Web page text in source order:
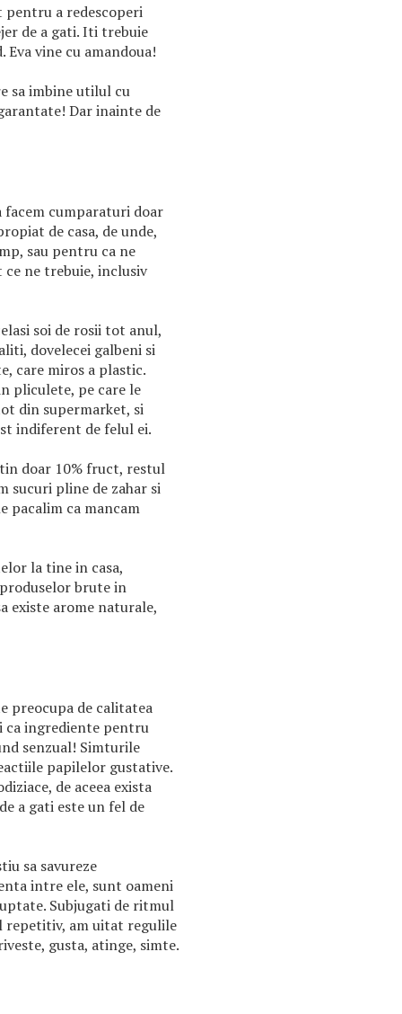
pentru a redescoperi
de a gati. Iti trebuie
vine cu amandoua!
sa imbine utilul cu
Dar inainte de
facem cumparaturi doar
de casa, de unde,
sau pentru ca ne
ne trebuie, inclusiv
soi de rosii tot anul,
dovelecei galbeni si
care miros a plastic.
pliculete, pe care le
din supermarket, si
indiferent de felul ei.
doar 10% fruct, restul
sucuri pline de zahar si
pacalim ca mancam
la tine in casa,
brute in
existe arome naturale,
preocupa de calitatea
ca ingrediente pentru
senzual! Simturile
papilelor gustative.
de aceea exista
a gati este un fel de
sa savureze
intre ele, sunt oameni
Subjugati de ritmul
repetitiv, am uitat regulile
gusta, atinge, simte.